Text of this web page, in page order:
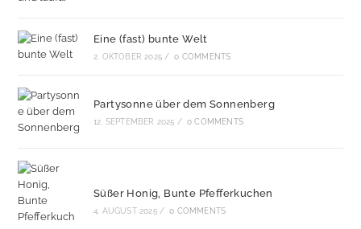
Eine (fast) bunte Welt
2. OKTOBER 2025 / 0 COMMENTS
Partysonne über dem Sonnenberg
12. SEPTEMBER 2025 / 0 COMMENTS
Süßer Honig, Bunte Pfefferkuchen
4. AUGUST 2025 / 0 COMMENTS